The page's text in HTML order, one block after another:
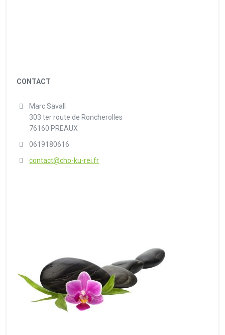
CONTACT
Marc Savall
303 ter route de Roncherolles
76160 PREAUX
0619180616
contact@cho-ku-rei.fr